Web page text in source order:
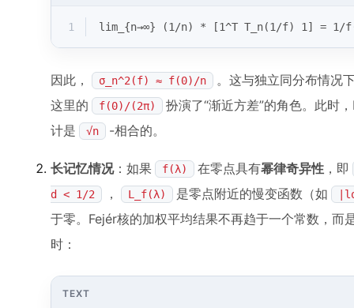
1 lim_{n→∞} (1/n) * [1^T T_n(1/f) 1] = 1/
因此， σ_n^2(f) ≈ f(0)/n
。这与独立同分布情况
这里的
f(0)/(2π)
扮演了“渐近方差”的角色。此时
计是
√n -相合的。
长记忆情况：如果 f(λ) 在零点具有幂律奇异性 ，即
d < 1/2 ， L_f(λ) 是零点附近的慢变函数（如
于零。Fejér核的加权平均结果不再趋于一个常数，而
时：
TEXT